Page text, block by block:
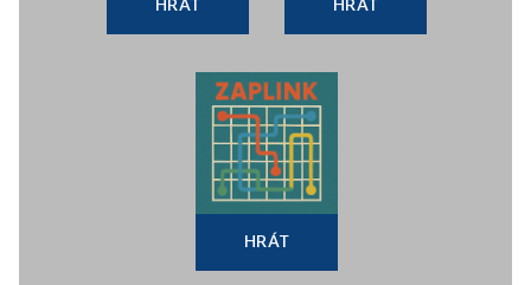
HRÁT HRÁT
HRÁT